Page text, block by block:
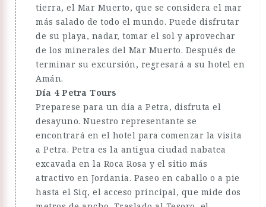
tierra, el Mar Muerto, que se considera el mar
más salado de todo el mundo. Puede disfrutar
de su playa, nadar, tomar el sol y aprovechar
de los minerales del Mar Muerto. Después de
terminar su excursión, regresará a su hotel en
Amán.
Día 4 Petra Tours
Preparese para un día a Petra, disfruta el
desayuno. Nuestro representante se
encontrará en el hotel para comenzar la visita
a Petra. Petra es la antigua ciudad nabatea
excavada en la Roca Rosa y el sitio más
atractivo en Jordania. Paseo en caballo o a pie
hasta el Siq, el acceso principal, que mide dos